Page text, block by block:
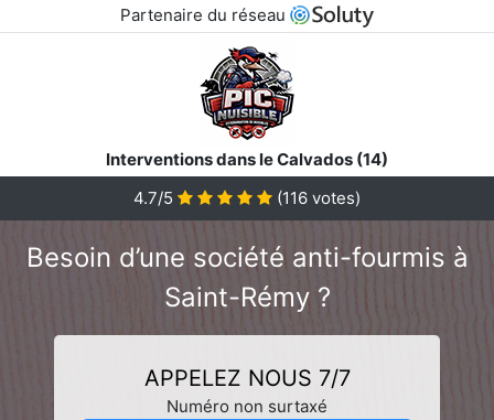
Partenaire du réseau
Interventions dans le Calvados (14)
4.7/5
(116 votes)
Besoin d’une société anti-fourmis à
Saint-Rémy ?
APPELEZ NOUS 7/7
Numéro non surtaxé